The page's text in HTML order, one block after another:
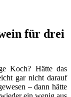
für drei
Koch? Hätte das
gar nicht darauf
– dann hätte